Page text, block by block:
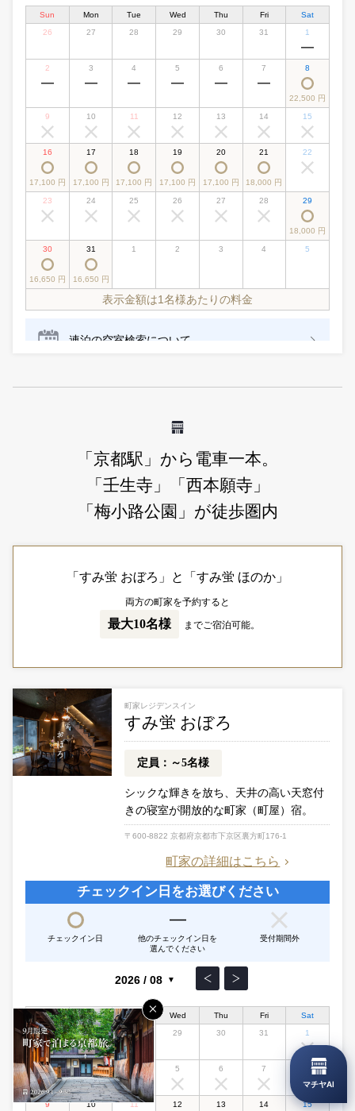
「京都駅」から電車一本。
「壬生寺」「西本願寺」
「梅小路公園」が徒歩圏内
「すみ蛍 おぼろ」と「すみ蛍 ほのか」
両方の町家を予約すると
最大10名様 までご宿泊可能。
町家レジデンスイン
すみ蛍 おぼろ
定員：～5名様
シックな輝きを放ち、 天井の高い天窓付
きの寝室が開放的な町家（町屋）宿。
〒600-8822 京都府京都市下京区裏方町176-1
町家の詳細はこちら
×
マチヤAI